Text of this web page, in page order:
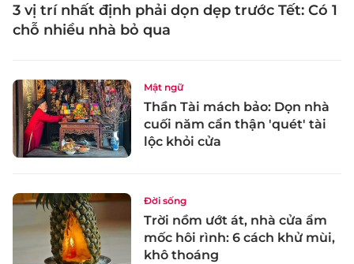
3 vị trí nhất định phải dọn dẹp trước Tết: Có 1
chỗ nhiều nhà bỏ qua
Mật ngữ
Thần Tài mách bảo: Dọn nhà
cuối năm cẩn thận 'quét' tài
lộc khỏi cửa
Đời sống
Trời nồm ướt át, nhà cửa ẩm
mốc hôi rình: 6 cách khử mùi,
khô thoáng